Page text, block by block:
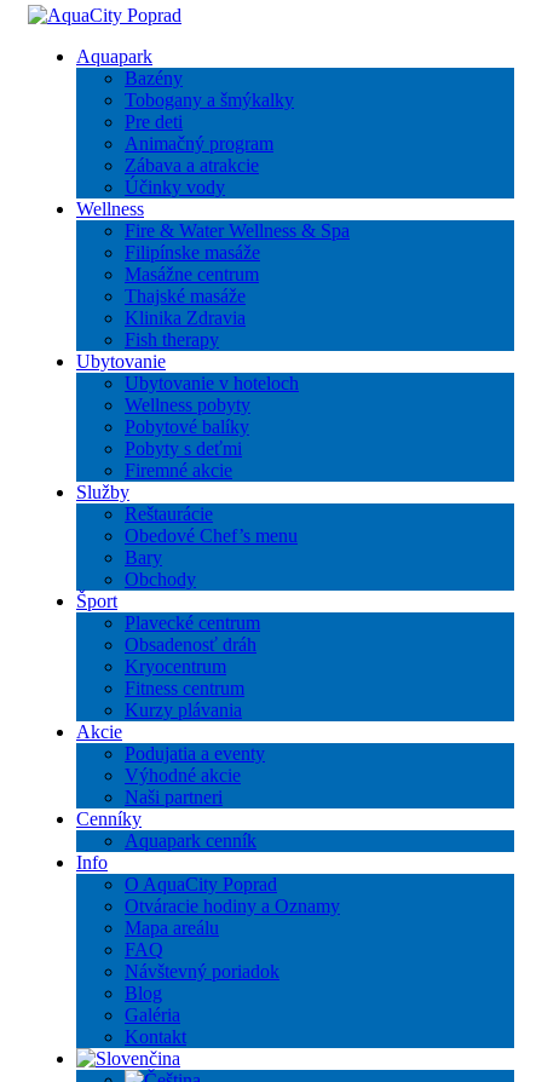
Aquapark
Bazény
Tobogany a šmýkalky
Pre deti
Animačný program
Zábava a atrakcie
Účinky vody
Wellness
Fire & Water Wellness & Spa
Filipínske masáže
Masážne centrum
Thajské masáže
Klinika Zdravia
Fish therapy
Ubytovanie
Ubytovanie v hoteloch
Wellness pobyty
Pobytové balíky
Pobyty s deťmi
Firemné akcie
Služby
Reštaurácie
Obedové Chef’s menu
Bary
Obchody
Šport
Plavecké centrum
Obsadenosť dráh
Kryocentrum
Fitness centrum
Kurzy plávania
Akcie
Podujatia a eventy
Výhodné akcie
Naši partneri
Cenníky
Aquapark cenník
Info
O AquaCity Poprad
Otváracie hodiny a Oznamy
Mapa areálu
FAQ
Návštevný poriadok
Blog
Galéria
Kontakt